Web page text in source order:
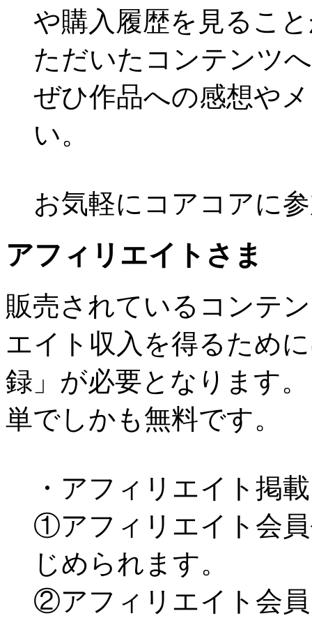
や購入履歴を見るこ
ただいたコンテンツ
ぜひ作品への感想や
い。
お気軽にコアコアに
アフィリエイトさま
販売されているコンテ
エイト収入を得るため
録」が必要となります
単でしかも無料です。
・アフィリエイト掲
①アフィリエイト会
じめられます。
②アフィリエイト会